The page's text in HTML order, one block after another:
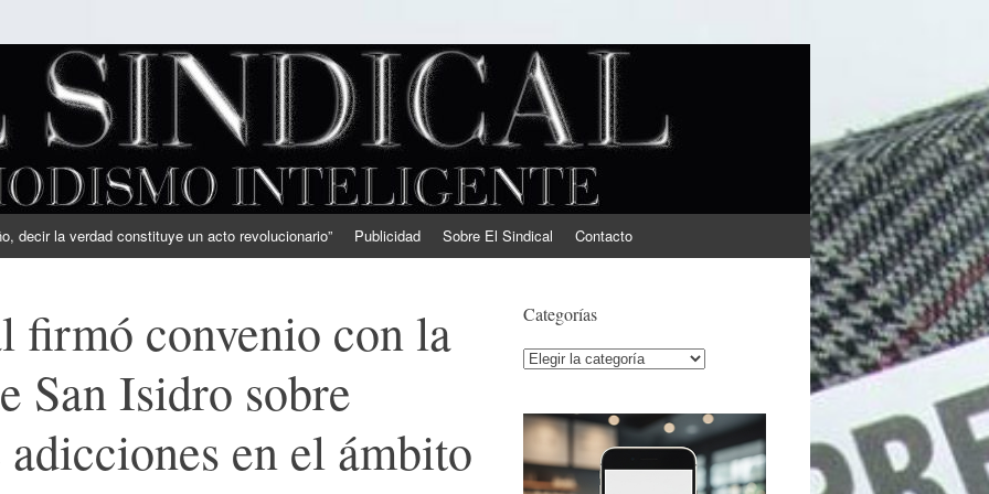
decir la verdad constituye un acto revolucionario” Publicidad Sobre El Sindical Contacto
firmó convenio con la
San Isidro sobre
en el ámbito
Categorías
Categorías